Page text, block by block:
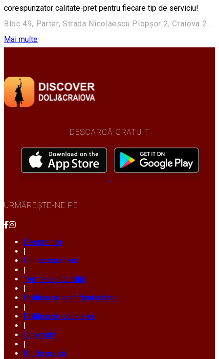
corespunzator calitate-pret pentru fiecare tip de serviciu!
Bloc 49, Parter, Strada Nicolaescu Plopşor 2, Craiova 200733, Romania
Mai multe
DESCARCĂ GRATUIT
URMĂREȘTE-NE PE
Despre noi
Contactează-ne
Termeni și condiții
Politica de confidențialitate
Politica de cookie-uri
Copyright
Kit de presă